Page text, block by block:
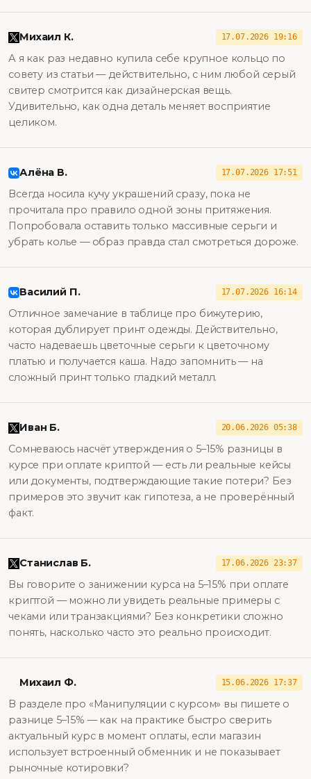
Михаил К. 17.07.2026 19:16
А я как раз недавно купила себе крупное кольцо по
совету из статьи — действительно, с ним любой серый
свитер смотрится как дизайнерская вещь.
Удивительно, как одна деталь меняет восприятие
целиком.
Алёна В. 17.07.2026 17:51
Всегда носила кучу украшений сразу, пока не
прочитала про правило одной зоны притяжения.
Попробовала оставить только массивные серьги и
убрать колье — образ правда стал смотреться дороже.
Василий П. 17.07.2026 16:14
Отличное замечание в таблице про бижутерию,
которая дублирует принт одежды. Действительно,
часто надеваешь цветочные серьги к цветочному
платью и получается каша. Надо запомнить — на
сложный принт только гладкий металл.
Иван Б. 20.06.2026 05:38
Сомневаюсь насчёт утверждения о 5–15% разницы в
курсе при оплате криптой — есть ли реальные кейсы
или документы, подтверждающие такие потери? Без
примеров это звучит как гипотеза, а не проверённый
факт.
Станислав Б. 17.06.2026 23:37
Вы говорите о занижении курса на 5–15% при оплате
криптой — можно ли увидеть реальные примеры с
чеками или транзакциями? Без конкретики сложно
понять, насколько часто это реально происходит.
Михаил Ф. 15.06.2026 17:37
В разделе про «Манипуляции с курсом» вы пишете о
разнице 5–15% — как на практике быстро сверить
актуальный курс в момент оплаты, если магазин
использует встроенный обменник и не показывает
рыночные котировки?